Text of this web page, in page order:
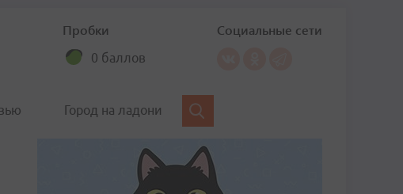
Пробки
0 баллов
Социальные сети
Город на ладони